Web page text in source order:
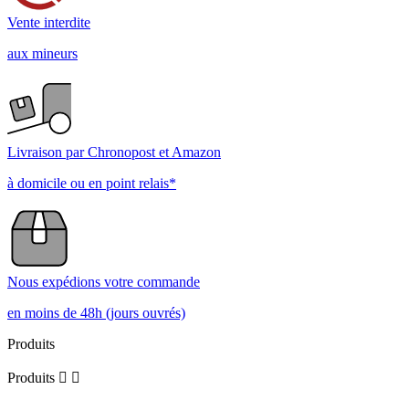
Vente interdite
aux mineurs
Livraison par Chronopost et Amazon
à domicile ou en point relais*
Nous expédions votre commande
en moins de 48h (jours ouvrés)
Produits
Produits  